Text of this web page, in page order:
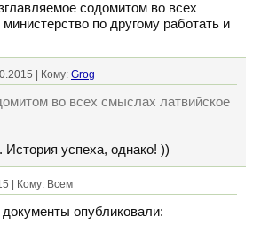
содомитом во всех
по другому работать и
| Кому: Grog
во всех смыслах латвийское
История успеха, однако! ))
| Кому: Всем
опубликовали: